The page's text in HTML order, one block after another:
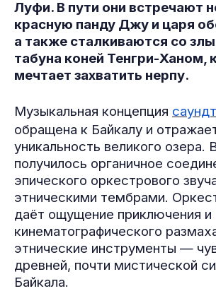
Луфи. В пути они встречают
красную панду Джу и царя
а также сталкиваются со
табуна коней Тенгри-Ханом,
мечтает захватить нерпу.
Музыкальная концепция
обращена к Байкалу и
уникальность великого озера.
получилось органичное
эпического оркестрового
этническими тембрами.
даёт ощущение приключения и
кинематографического
этнические инструменты —
древней, почти мистической
Байкала.